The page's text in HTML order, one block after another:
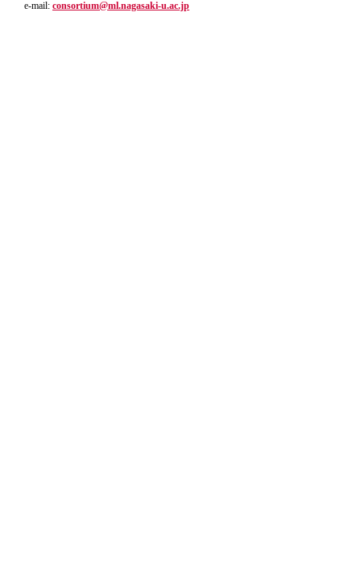
e-mail: consortium@ml.nagasaki-u.ac.jp